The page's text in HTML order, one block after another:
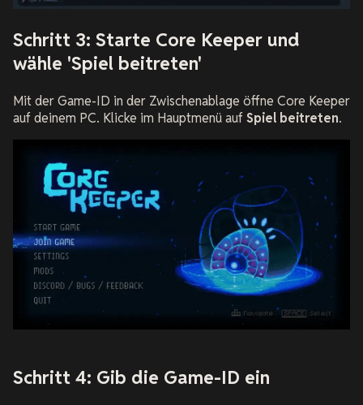
Schritt 3: Starte Core Keeper und
wähle 'Spiel beitreten'
Mit der Game-ID in der Zwischenablage öffne Core Keeper
auf deinem PC. Klicke im Hauptmenü aufSpiel beitreten.
Schritt 4: Gib die Game-ID ein